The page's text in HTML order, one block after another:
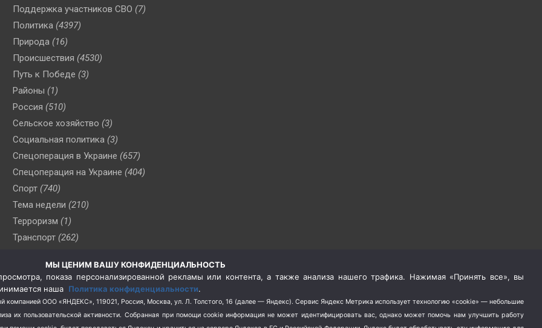
Поддержка участников СВО (7)
Политика (4397)
Природа (16)
Происшествия (4530)
Путь к Победе (3)
Районы (1)
Россия (510)
Сельское хозяйство (3)
Социальная политика (3)
Спецоперация в Украине (657)
Спецоперация на Украине (404)
Спорт (740)
Тема недели (210)
Терроризм (1)
Транспорт (262)
(76)
Цены (2)
Школа и спорт (2)
Экология (8)
МЫ ЦЕНИМ ВАШУ КОНФИДЕНЦИАЛЬНОСТЬ
показа персонализированной рекламы или контента, а также анализа нашего трафика. Нажимая «Принять все», вы
наша Политика конфиденциальности.
компанией ООО «ЯНДЕКС», 119021, Россия, Москва, ул. Л. Толстого, 16 (далее — Яндекс). Сервис Яндекс Метрика использует технологию «cookie» — небольшие
их пользовательской активности. Собранная при помощи cookie информация не может идентифицировать вас, однако может помочь нам улучшить работу